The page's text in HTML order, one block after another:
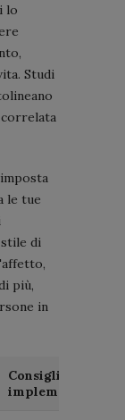
lo
Studi
correlata
le tue
di
più,
in
Consiglio di
implementazione